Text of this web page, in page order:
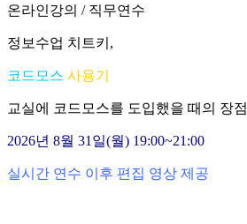
온라인강의 / 직무연수
정보수업 치트키,
코드모스 사용기
교실에 코드모스를 도입했을 때의 장점
2026년 8월 31일(월) 19:00~21:00
실시간 연수 이후 편집 영상 제공